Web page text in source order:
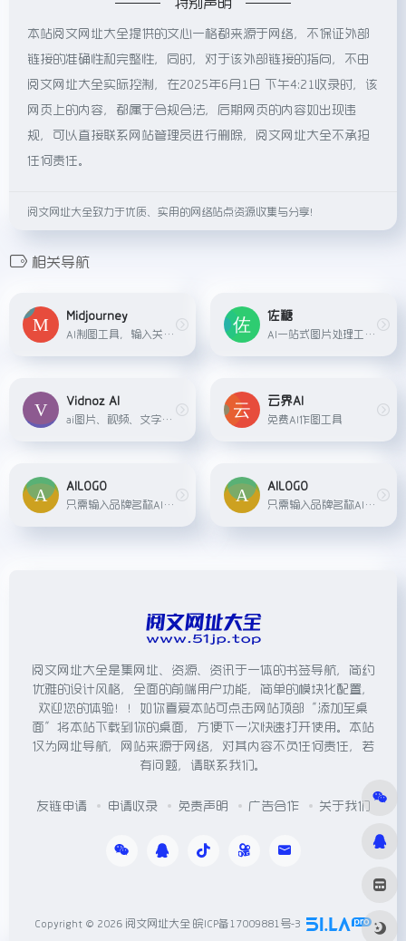
本站阅文网址大全提供的文心一格都来源于网络，不保证外部
链接的准确性和完整性，同时，对于该外部链接的指向，不由
阅文网址大全实际控制，在2025年6月1日 下午4:21收录时，该
网页上的内容，都属于合规合法，后期网页的内容如出现违
规，可以直接联系网站管理员进行删除，阅文网址大全不承担
任何责任。
阅文网址大全致力于优质、实用的网络站点资源收集与分享！
相关导航
Midjourney
AI制图工具，输入关键字，AI便生成相对应的图片。
佐糖
AI一站式图片处理工具，支持抠图、去水印、高清放大等多个功能
Vidnoz AI
ai图片、视频、文字转语音、声音克隆
云界AI
免费AI作图工具
AILOGO
只需输入品牌名称AI就能免费在线生成公司logo设计及配套企业VI，轻松打造您的个性品牌！
AILOGO
只需输入品牌名称AI就能免费在线生成公司logo设计及配套企业VI，轻松打造您的个性品牌！
阅文网址大全是集网址、资源、资讯于一体的书签导航，简约
优雅的设计风格，全面的前端用户功能，简单的模块化配置，
欢迎您的体验！！如你喜爱本站可点击网站顶部“添加至桌
面”将本站下载到你的桌面，方便下一次快速打开使用。本站
仅为网址导航，网站来源于网络，对其内容不负任何责任，若
有问题，请联系我们。
友链申请 申请收录 免责声明 广告合作 关于我们
Copyright © 2026 阅文网址大全 皖ICP备17009881号-3